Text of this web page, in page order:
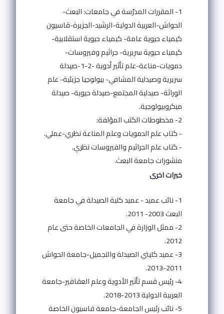
1- المقررات المدرّسة في جامعات: البعث-
الحواش-العربية الدولية-الرشيد-الجزيرة-قاسيون
كيمياء حيوية عامة- كيمياء حيوية استقلابية-
كيمياء حيوية سريرية- جراثيم وفيروسات-
دمويات-مناعة-علم تأثير أدوية -2-1-صيدلة
سريرية وصيدلية المشافي- بيولوجيا جزيئية- علم
الوراثة- صيدلية المجتمع-صيدلة حيوية- صيدلة
ميكروبيولوجية.
2- مخطوطات الكتب المؤلفة:
- كتاب علم الدمويات وعلم المناعة نظري-عملي.
- كتاب علم الجراثيم والفيروسات نظري.
منشورات جامعة البعث.
خبرات اخرى
1- نائب عميد - عميد كلية الصيدلة في جامعة
البعث 2003- 2011.
2- ممثل الوزارة في الجامعات الخاصة حتى عام
2012.
3- عميد كليتي الصيدلة والتجميل-جامعة الحواش
2011-2013.
4- رئيس قسم تأثير الأدوية وعلم العقاقير-جامعة
العربية الدولية 2013-2018.
5- نائب رئيس الجامعة-جامعة قاسيون الخاصة